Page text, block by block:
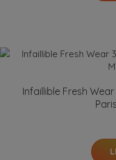
Infaillible Fresh